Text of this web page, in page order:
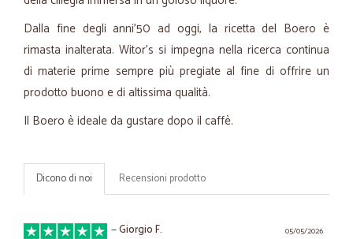
Dalla fine degli anni'50 ad oggi, la ricetta del Boero è
rimasta inalterata. Witor's si impegna nella ricerca continua
di materie prime sempre più pregiate al fine di offrire un
prodotto buono e di altissima qualità.
Il Boero è ideale da gustare dopo il caffè.
Dicono di noi Recensioni prodotto
05/05/2026
—Giorgio F.